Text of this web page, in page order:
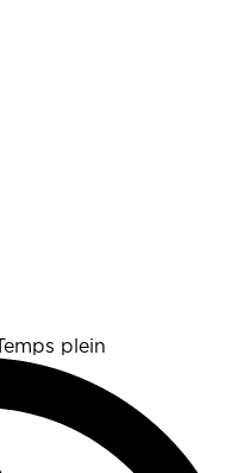
Temps plein